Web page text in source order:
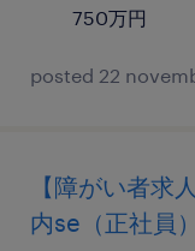
750万円
posted 22
【障がい者求
内se（正社員